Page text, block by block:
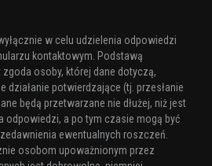
w celu udzielenia odpowiedzi
kontaktowym. Podstawą
osoby, której dane dotyczą,
działanie potwierdzające (tj. przesłanie
będą przetwarzane nie dłużej, niż jest
odpowiedzi, a po tym czasie mogą być
ewentualnych roszczeń.
osobom upoważnionym przez